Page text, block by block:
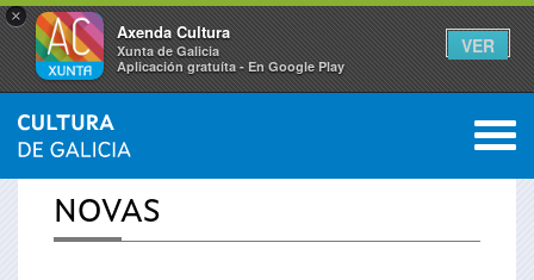
×
Axenda Cultura
Xunta de Galicia
Aplicación gratuíta - En Google Play
VER
Vostede
está
INICIO › ACTUALIDADE 0
NOVAS